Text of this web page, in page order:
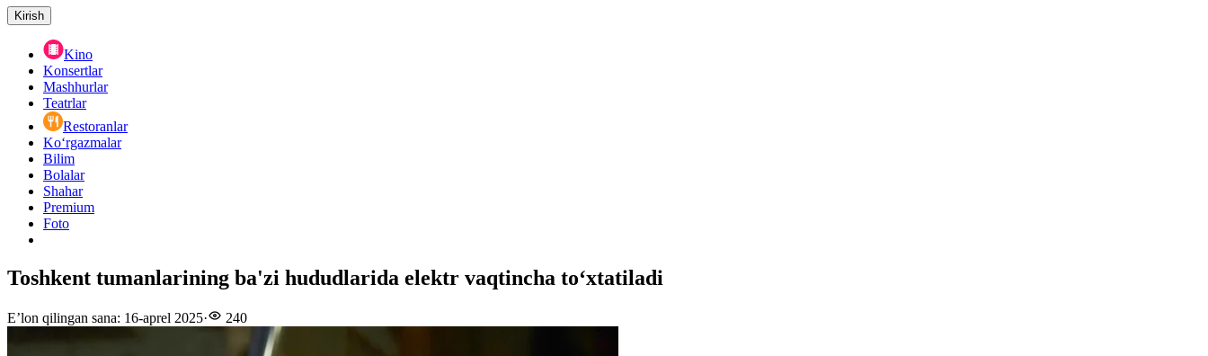
Kirish
Kino
Konsertlar
Mashhurlar
Teatrlar
Restoranlar
Ko‘rgazmalar
Bilim
Bolalar
Shahar
Premium
Foto
Toshkent tumanlarining ba'zi hududlarida elektr vaqtincha to‘xtatiladi
E’lon qilingan sana: 16-aprel 2025· 240